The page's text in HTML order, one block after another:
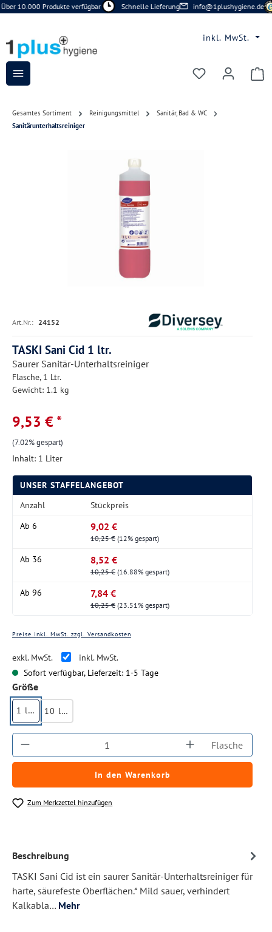
Zum Hauptinhalt springen
10.000 Produkte verfügbar Schnelle Lieferung info@1plushygiene.de
inkl. MwSt.
Du hast 0
Gesamtes Sortiment Reinigungsmittel
Sanitär, Bad & WC
Sanitärunterhaltsreiniger
Art.Nr.: 24152
TASKI Sani Cid 1 ltr.
Saurer Sanitär-Unterhaltsreiniger
Flasche, 1 Ltr.
Gewicht: 1.1 kg
9,53 € *
(7.02% gespart)
Inhalt: 1 Liter
UNSER STAFFELANGEBOT
Anzahl
Stückpreis
Ab 6 9,02 €
10,25 € (12% gespart)
Ab 36 8,52 €
10,25 € (16.88% gespart)
Ab 96 7,84 €
10,25 € (23.51% gespart)
Preise inkl. MwSt. zzgl. Versandkosten
exkl. MwSt.
inkl. MwSt.
Sofort verfügbar, Lieferzeit: 1-5 Tage
Größeauswählen
1 ltr. 10 ltr.
Produkt Anzahl: Gib den gewünschten
Flasche
In den Warenkorb
Zum Merkzettel hinzufügen
Beschreibung
TASKI Sani Cid ist ein saurer Sanitär-Unterhaltsreiniger für
harte, säurefeste Oberflächen.* Mild sauer, verhindert
Kalkabla… Mehr